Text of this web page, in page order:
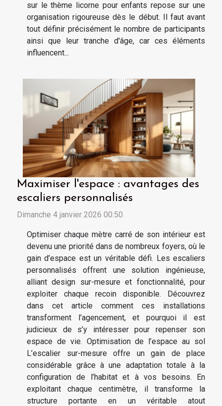
sur le thème licorne pour enfants repose sur une
organisation rigoureuse dès le début. Il faut avant
tout définir précisément le nombre de participants
ainsi que leur tranche d'âge, car ces éléments
influencent...
Maximiser l'espace : avantages des
escaliers personnalisés
Dimanche 4 janvier 2026 00:50
Optimiser chaque mètre carré de son intérieur est
devenu une priorité dans de nombreux foyers, où le
gain d’espace est un véritable défi. Les escaliers
personnalisés offrent une solution ingénieuse,
alliant design sur-mesure et fonctionnalité, pour
exploiter chaque recoin disponible. Découvrez
dans cet article comment ces installations
transforment l’agencement, et pourquoi il est
judicieux de s’y intéresser pour repenser son
espace de vie. Optimisation de l’espace au sol
L’escalier sur-mesure offre un gain de place
considérable grâce à une adaptation totale à la
configuration de l’habitat et à vos besoins. En
exploitant chaque centimètre, il transforme la
structure portante en un véritable atout